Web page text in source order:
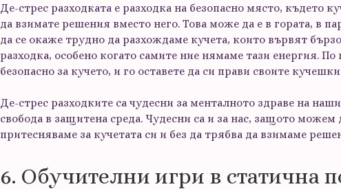
Де-стрес разходката е разходка на безопасно място, където
да взимате решения вместо него. Това може да е в гората, в
да се окаже трудно да разхождаме кучета, които вървят
разходка, особено когато самите ние нямаме тази енергия.
безопасно за кучето, и го оставете да си прави своите
Де-стрес разходките са чудесни за менталното здраве на
свобода в защитена среда. Чудесни са и за нас, защото можем
притесняваме за кучетата си и без да трябва да взимаме
6. Обучителни игри в статична